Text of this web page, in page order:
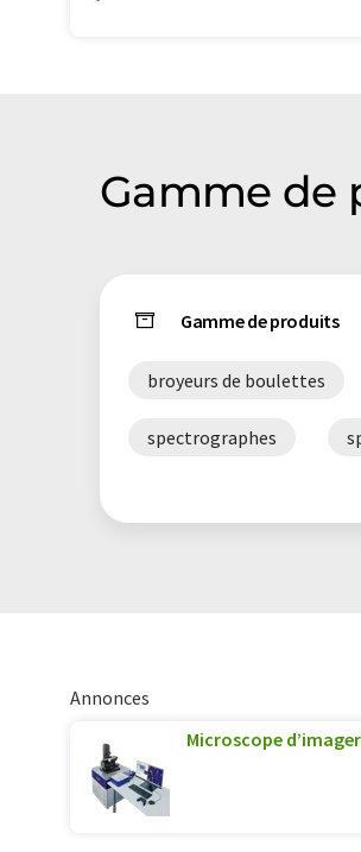
Gamme de
Gamme de produits
broyeurs de boulettes
spectrographes
Annonces
Microscope